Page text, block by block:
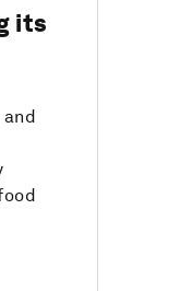
its